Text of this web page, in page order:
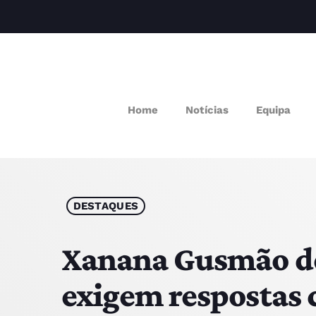
Home Notícias Equipa
DESTAQUES
Xanana Gusmão
exigem respostas